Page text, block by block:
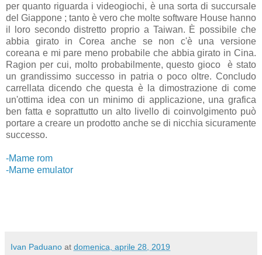
per quanto riguarda i videogiochi, è una sorta di succursale
del Giappone ; tanto è vero che molte software House hanno
il loro secondo distretto proprio a Taiwan. È possibile che
abbia girato in Corea anche se non c'è una versione
coreana e mi pare meno probabile che abbia girato in Cina.
Ragion per cui, molto probabilmente, questo gioco è stato
un grandissimo successo in patria o poco oltre. Concludo
carrellata dicendo che questa è la dimostrazione di come
un'ottima idea con un minimo di applicazione, una grafica
ben fatta e soprattutto un alto livello di coinvolgimento può
portare a creare un prodotto anche se di nicchia sicuramente
successo.
-Mame rom
-Mame emulator
Ivan Paduano at domenica, aprile 28, 2019